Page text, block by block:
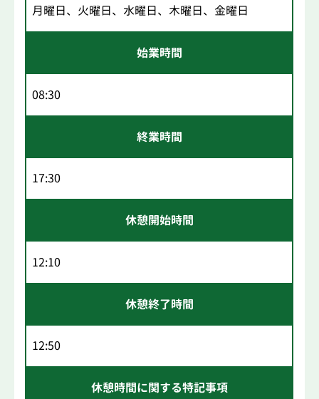
月曜日、火曜日、水曜日、木曜日、金曜日
始業時間
08:30
終業時間
17:30
休憩開始時間
12:10
休憩終了時間
12:50
休憩時間に関する特記事項